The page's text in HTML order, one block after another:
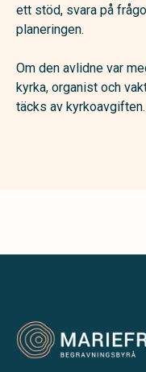
ett stöd, svara på
planeringen.
Om den avlidne var
kyrka, organist och
täcks av kyrkoavgiften.